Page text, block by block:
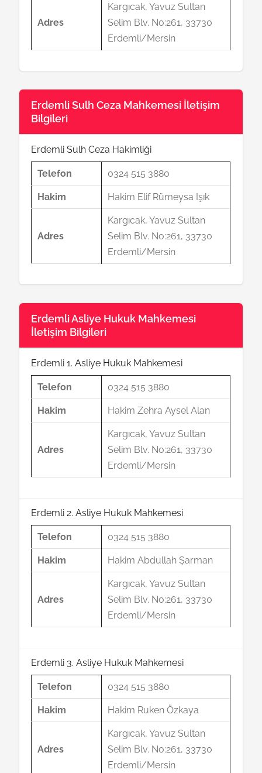
Adres
Kargıcak, Yavuz Sultan
Selim Blv. No:261, 33730
Erdemli/Mersin
Erdemli Sulh Ceza Mahkemesi İletişim
Bilgileri
Erdemli Sulh Ceza Hakimliği
Telefon 0324 515 3880
Hakim Hakim Elif Rümeysa Işık
Adres
Kargıcak, Yavuz Sultan
Selim Blv. No:261, 33730
Erdemli/Mersin
Erdemli Asliye Hukuk Mahkemesi
İletişim Bilgileri
Erdemli 1. Asliye Hukuk Mahkemesi
Telefon 0324 515 3880
Hakim Hakim Zehra Aysel Alan
Adres
Kargıcak, Yavuz Sultan
Selim Blv. No:261, 33730
Erdemli/Mersin
Erdemli 2. Asliye Hukuk Mahkemesi
Telefon 0324 515 3880
Hakim Hakim Abdullah Şarman
Adres
Kargıcak, Yavuz Sultan
Selim Blv. No:261, 33730
Erdemli/Mersin
Erdemli 3. Asliye Hukuk Mahkemesi
Telefon 0324 515 3880
Hakim Hakim Ruken Özkaya
Adres
Kargıcak, Yavuz Sultan
Selim Blv. No:261, 33730
Erdemli/Mersin